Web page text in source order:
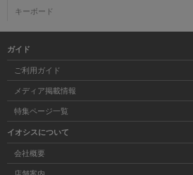
キーボード
ガイド
ご利用ガイド
メディア掲載情報
特集ページ一覧
イオシスについて
会社概要